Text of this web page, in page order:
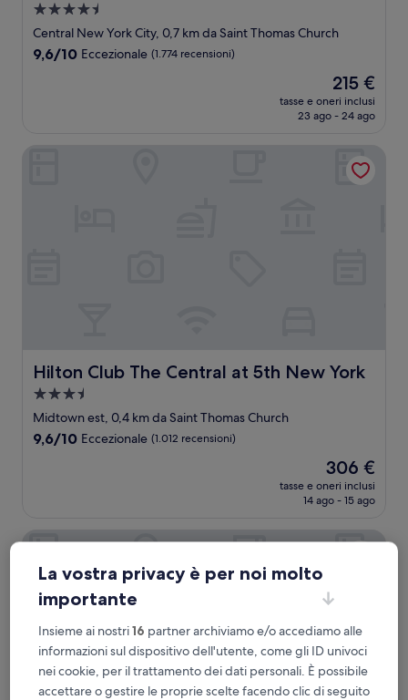
Struttura
a
4.5
Central New York City, 0,7 km da Saint Thomas Church
9.6
9,6/10 Eccezionale (1.774 recensioni)
Il
prezzo
attuale
215 €
215 €
tasse e oneri inclusi
23 ago - 24 ago
Hilton Club The Central at 5th New York
Hilton Club The Central at 5th New York
Struttura
a
3.5
Midtown est, 0,4 km da Saint Thomas Church
9.6
9,6/10 Eccezionale (1.012 recensioni)
Il
prezzo
attuale
306 €
306 €
tasse e oneri inclusi
14 ago - 15 ago
San Carlos Hotel
La vostra privacy è per noi molto
importante
Insieme ai nostri16 partner archiviamo e/o accediamo alle
informazioni sul dispositivo dell'utente, come gli ID univoci
nei cookie, per il trattamento dei dati personali. È possibile
accettare o gestire le proprie scelte facendo clic di seguito